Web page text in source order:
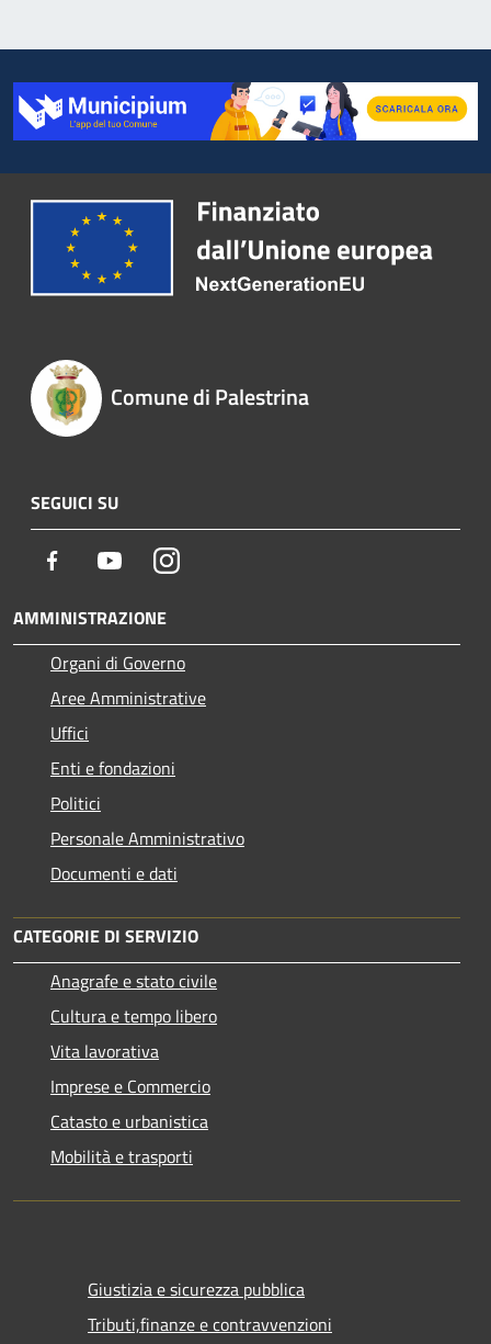
Comune di Palestrina
SEGUICI SU
Facebook YoutubeInstagram
AMMINISTRAZIONE
Organi di Governo
Aree Amministrative
Uffici
Enti e fondazioni
Politici
Personale Amministrativo
Documenti e dati
CATEGORIE DI SERVIZIO
Anagrafe e stato civile
Cultura e tempo libero
Vita lavorativa
Imprese e Commercio
Catasto e urbanistica
Mobilità e trasporti
Giustizia e sicurezza pubblica
Tributi,finanze e contravvenzioni